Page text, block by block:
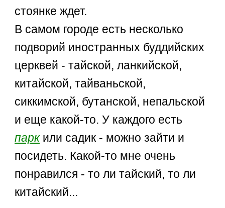
стоянке ждет.
В самом городе есть несколько
подворий иностранных буддийских
церквей - тайской, ланкийской,
китайской, тайваньской,
сиккимской, бутанской, непальской
и еще какой-то. У каждого есть
паркили садик - можно зайти и
посидеть. Какой-то мне очень
понравился - то ли тайский, то ли
китайский...